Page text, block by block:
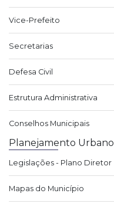
Vice-Prefeito
Secretarias
Defesa Civil
Estrutura Administrativa
Conselhos Municipais
Planejamento Urbano
Legislações - Plano Diretor
Mapas do Município